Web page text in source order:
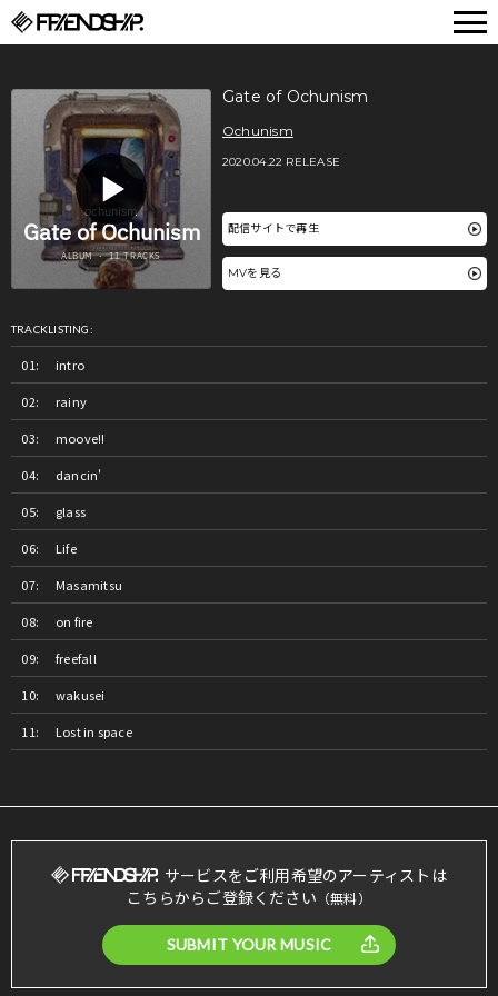
Gate of Ochunism
Ochunism
2020.04.22 RELEASE
配信サイトで再生
MVを見る
TRACKLISTING:
intro
rainy
moove!!
dancin'
glass
Life
Masamitsu
on fire
freefall
wakusei
Lost in space
サービスをご利用希望のアーティストは
こちらからご登録ください （無料）
SUBMIT YOUR MUSIC